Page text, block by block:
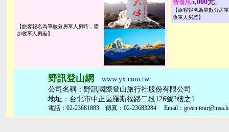
【旅客報名為單數分房單人房時，需
加收單人房差】
費優惠5,000元。
【旅客報名為單數分房
收單人房差】
野訊登山網
www.yx.com.tw
公司名稱：野訊國際登山旅行社股份有限公司
地址：台北市中正區羅斯福路二段126號2樓之1
電話：02-23681883 傳真：02-23683284 Email：